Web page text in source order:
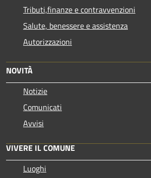
Tributi,finanze e contravvenzioni
Salute, benessere e assistenza
Autorizzazioni
NOVITÀ
Notizie
Comunicati
Avvisi
VIVERE IL COMUNE
Luoghi